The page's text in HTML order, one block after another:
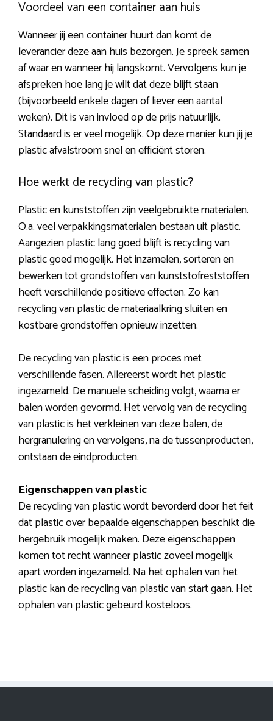
Voordeel van een container aan huis
Wanneer jij een container huurt dan komt de
leverancier deze aan huis bezorgen. Je spreek samen
af waar en wanneer hij langskomt. Vervolgens kun je
afspreken hoe lang je wilt dat deze blijft staan
(bijvoorbeeld enkele dagen of liever een aantal
weken). Dit is van invloed op de prijs natuurlijk.
Standaard is er veel mogelijk. Op deze manier kun jij je
plastic afvalstroom snel en efficiënt storen.
Hoe werkt de recycling van plastic?
Plastic en kunststoffen zijn veelgebruikte materialen.
O.a. veel verpakkingsmaterialen bestaan uit plastic.
Aangezien plastic lang goed blijft is recycling van
plastic goed mogelijk. Het inzamelen, sorteren en
bewerken tot grondstoffen van kunststofreststoffen
heeft verschillende positieve effecten. Zo kan
recycling van plastic de materiaalkring sluiten en
kostbare grondstoffen opnieuw inzetten.
De recycling van plastic is een proces met
verschillende fasen. Allereerst wordt het plastic
ingezameld. De manuele scheiding volgt, waarna er
balen worden gevormd. Het vervolg van de recycling
van plastic is het verkleinen van deze balen, de
hergranulering en vervolgens, na de tussenproducten,
ontstaan de eindproducten.
Eigenschappen van plastic
De recycling van plastic wordt bevorderd door het feit
dat plastic over bepaalde eigenschappen beschikt die
hergebruik mogelijk maken. Deze eigenschappen
komen tot recht wanneer plastic zoveel mogelijk
apart worden ingezameld. Na het ophalen van het
plastic kan de recycling van plastic van start gaan. Het
ophalen van plastic gebeurd kosteloos.